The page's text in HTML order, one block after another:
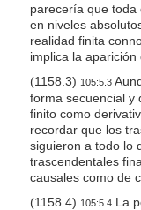
parecería que toda
en niveles
realidad finita
implica la aparición
(1158.3) 105:5.3
forma secuencial y
finito como
recordar que los
siguieron a todo lo
trascendentales
causales como de
(1158.4) 105:5.4La